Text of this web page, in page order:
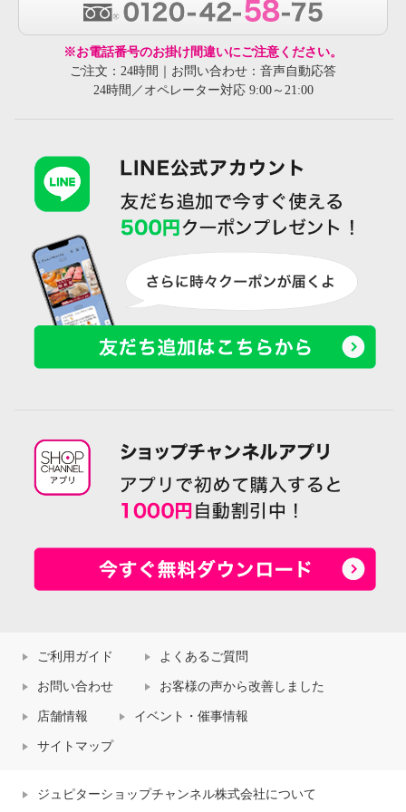
※お電話番号のお掛け間違いにご注意ください。
ご注文：24時間｜お問い合わせ：音声自動応答
24時間／オペレーター対応 9:00～21:00
ご利用ガイド よくあるご質問
お問い合わせ お客様の声から改善しました
店舗情報 イベント・催事情報
サイトマップ
ジュピターショップチャンネル株式会社について